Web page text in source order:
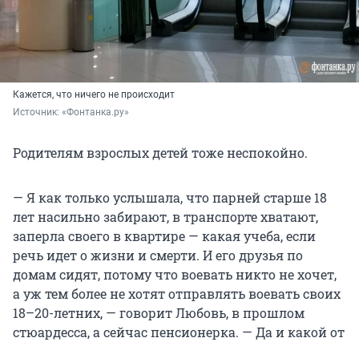
Кажется, что ничего не происходит
Источник: «Фонтанка.ру»
Родителям взрослых детей тоже неспокойно.
— Я как только услышала, что парней старше 18
лет насильно забирают, в транспорте хватают,
заперла своего в квартире — какая учеба, если
речь идет о жизни и смерти. И его друзья по
домам сидят, потому что воевать никто не хочет,
а уж тем более не хотят отправлять воевать своих
18–20-летних, — говорит Любовь, в прошлом
стюардесса, а сейчас пенсионерка. — Да и какой от